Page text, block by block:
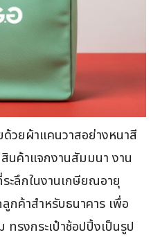
วยผ้าแคนวาสอย่างหนาสี
นค้าแจกงานสัมมนา งาน
ะลึกในงานเกษียณอายุ
กค้าสำหรับธนาคาร เพื่อ
รงกระเป๋าช้อปปิ้งเป็นรูป